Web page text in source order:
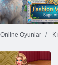
Modaya Uygun
Online Oyunlar